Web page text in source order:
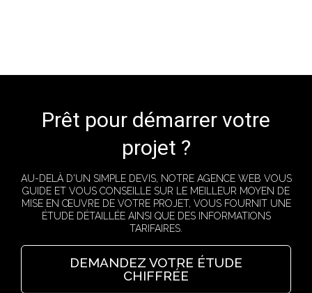
Prêt pour démarrer votre
projet ?
AU-DELÀ D'UN SIMPLE DEVIS, NOTRE AGENCE WEB VOUS
GUIDE ET VOUS CONSEILLE SUR LE MEILLEUR MOYEN DE
MISE EN ŒUVRE DE VOTRE PROJET, VOUS FOURNIT UNE
ÉTUDE DÉTAILLÉE AINSI QUE DES INFORMATIONS
TARIFAIRES.
DEMANDEZ VOTRE ÉTUDE
CHIFFRÉE